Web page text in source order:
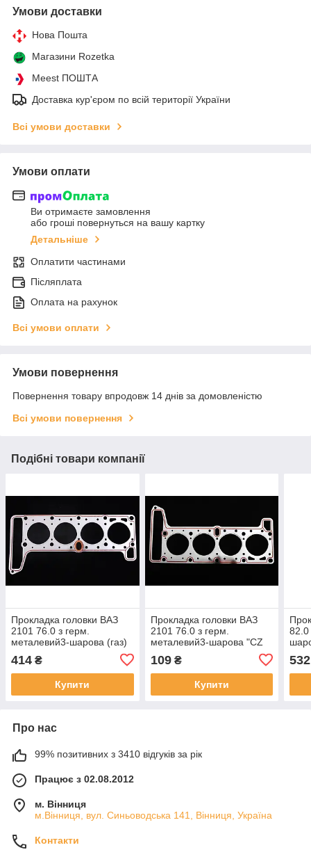
Умови доставки
Нова Пошта
Магазини Rozetka
Meest ПОШТА
Доставка кур'єром по всій території України
Всі умови доставки
Умови оплати
Ви отримаєте замовлення
або гроші повернуться на вашу картку
Детальніше
Оплатити частинами
Післяплата
Оплата на рахунок
Всі умови оплати
Умови повернення
Повернення товару впродовж 14 днів за домовленістю
Всі умови повернення
Подібні товари компанії
Прокладка головки ВАЗ
2101 76.0 з герм.
металевий3-шарова (газ)
414 ₴
Купити
Прокладка головки ВАЗ
2101 76.0 з герм.
металевий3-шарова "CZ
109₴
Купити
82.0
532
Про нас
99% позитивних з 3410 відгуків за рік
Працює з 02.08.2012
м. Вінниця
м.Вінниця, вул. Синьоводська 141, Вінниця, Україна
Контакти